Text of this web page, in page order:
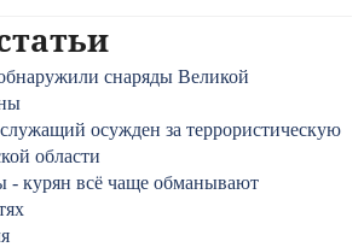
снаряды Великой
осужден за террористическую
области
курян всё чаще обманывают